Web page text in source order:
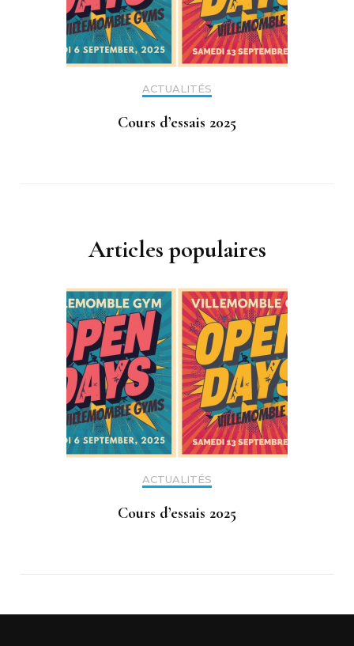
ACTUALITÉS
Cours d’essais 2025
Articles populaires
ACTUALITÉS
Cours d’essais 2025